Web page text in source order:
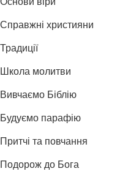
Справжні християни
Традиції
Школа молитви
Вивчаємо Біблію
Будуємо парафію
Притчі та повчання
Подорож до Бога